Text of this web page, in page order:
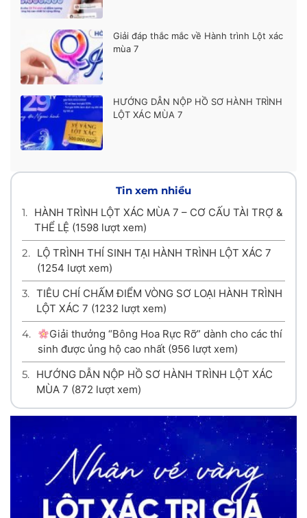
Giải đáp thắc mắc về Hành trình Lột xác
mùa 7
HƯỚNG DẪN NỘP HỒ SƠ HÀNH TRÌNH
LỘT XÁC MÙA 7
Tin xem nhiều
1. HÀNH TRÌNH LỘT XÁC MÙA 7 – CƠ CẤU TÀI TRỢ &
THỂ LỆ (1598 lượt xem)
2.
LỘ TRÌNH THÍ SINH TẠI HÀNH TRÌNH LỘT XÁC 7
(1254 lượt xem)
3. TIÊU CHÍ CHẤM ĐIỂM VÒNG SƠ LOẠI HÀNH TRÌNH
LỘT XÁC 7 (1232 lượt xem)
4.
Giải thưởng “Bông Hoa Rực Rỡ” dành cho các thí
sinh được ủng hộ cao nhất (956 lượt xem)
5. HƯỚNG DẪN NỘP HỒ SƠ HÀNH TRÌNH LỘT XÁC
MÙA 7 (872 lượt xem)